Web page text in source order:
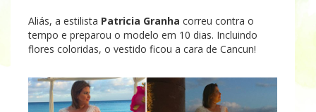
Aliás, a estilista Patricia Granha correu contra o
tempo e preparou o modelo em 10 dias. Incluindo
flores coloridas, o vestido ficou a cara de Cancun!